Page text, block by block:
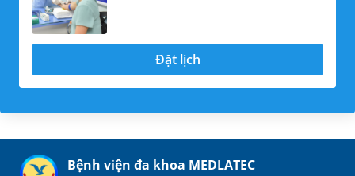
Đặt lịch
Bệnh viện đa khoa MEDLATEC